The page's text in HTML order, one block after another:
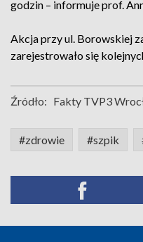
godzin – informuje prof.
Akcja przy ul. Borowskiej
zarejestrowało się
Źródło: Fakty TVP3
#zdrowie #szpik